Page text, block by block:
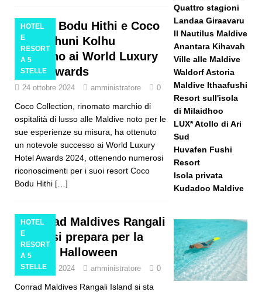
HOTEL
E
RESORT
A 5
STELLE
Coco Bodu Hithi e Coco
Palm Dhuni Kolhu
trionfano ai World Luxury
Hotel Awards
24 ottobre 2024 amministratore 0
Coco Collection, rinomato marchio di
ospitalità di lusso alle Maldive noto per le
sue esperienze su misura, ha ottenuto
un notevole successo ai World Luxury
Hotel Awards 2024, ottenendo numerosi
riconoscimenti per i suoi resort Coco
Bodu Hithi […]
HOTEL
E
RESORT
A 5
STELLE
Conrad Maldives Rangali
Island si prepara per la
festa di Halloween
24 ottobre 2024 amministratore 0
Conrad Maldives Rangali Island si sta
Quattro stagioni
Landaa Giraavaru
Il Nautilus Maldive
Anantara Kihavah
Ville alle Maldive
Waldorf Astoria
Maldive Ithaafushi
Resort sull'isola
di Milaidhoo
LUX* Atollo di Ari
Sud
Huvafen Fushi
Resort
Isola privata
Kudadoo Maldive